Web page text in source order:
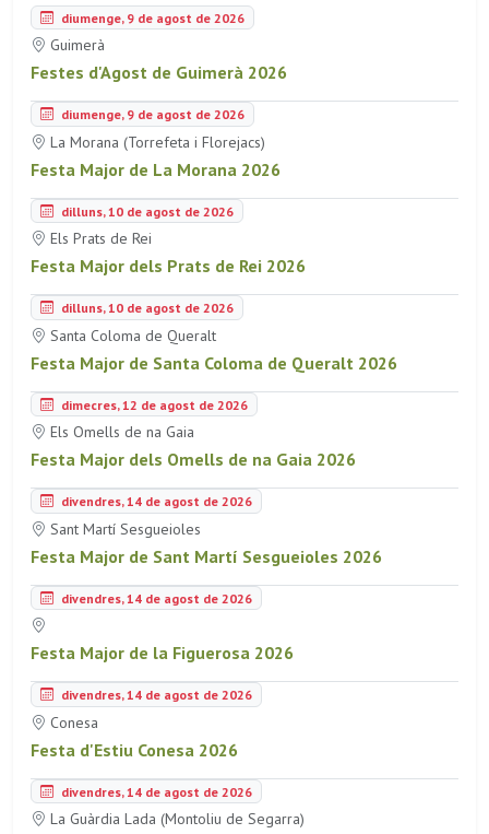
diumenge, 9 de agost de 2026
Guimerà
Festes d'Agost de Guimerà 2026
diumenge, 9 de agost de 2026
La Morana (Torrefeta i Florejacs)
Festa Major de La Morana 2026
dilluns, 10 de agost de 2026
Els Prats de Rei
Festa Major dels Prats de Rei 2026
dilluns, 10 de agost de 2026
Santa Coloma de Queralt
Festa Major de Santa Coloma de Queralt 2026
dimecres, 12 de agost de 2026
Els Omells de na Gaia
Festa Major dels Omells de na Gaia 2026
divendres, 14 de agost de 2026
Sant Martí Sesgueioles
Festa Major de Sant Martí Sesgueioles 2026
divendres, 14 de agost de 2026
Festa Major de la Figuerosa 2026
divendres, 14 de agost de 2026
Conesa
Festa d'Estiu Conesa 2026
divendres, 14 de agost de 2026
La Guàrdia Lada (Montoliu de Segarra)